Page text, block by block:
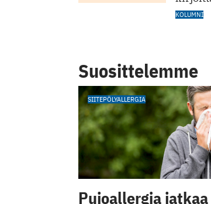
KOLUMNI
Suosittelemme
SIITEPÖLYALLERGIA
Pujoallergia jatkaa